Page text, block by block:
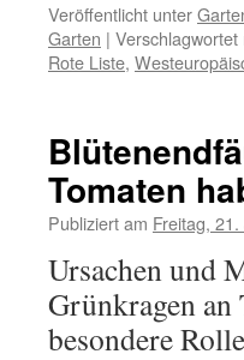
Veröffentlicht unter
Garten | Verschlagwortet
Rote Liste,
Tomaten
Publiziert am Freitag,
Ursachen und
Grünkragen an
besondere